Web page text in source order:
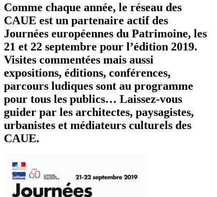
Comme chaque année, le réseau des
CAUE est un partenaire actif des
Journées européennes du Patrimoine, les
21 et 22 septembre pour l’édition 2019.
Visites commentées mais aussi
expositions, éditions, conférences,
parcours ludiques sont au programme
pour tous les publics… Laissez-vous
guider par les architectes, paysagistes,
urbanistes et médiateurs culturels des
CAUE.